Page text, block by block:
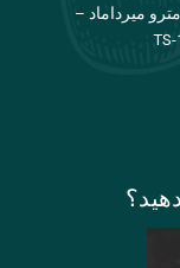
میرداماد –